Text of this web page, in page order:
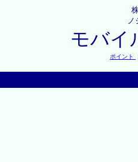
ノ
モバイ
ポイント